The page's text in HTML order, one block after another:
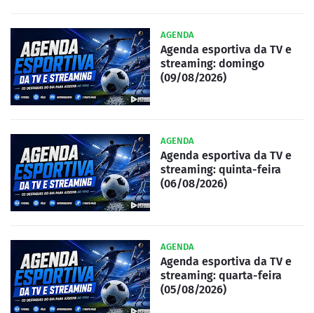
AGENDA
Agenda esportiva da TV e
streaming: domingo
(09/08/2026)
AGENDA
Agenda esportiva da TV e
streaming: quinta-feira
(06/08/2026)
AGENDA
Agenda esportiva da TV e
streaming: quarta-feira
(05/08/2026)